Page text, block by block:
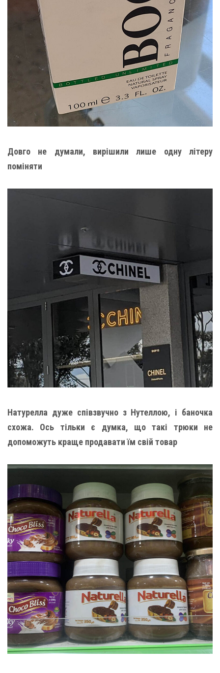
Довго не думали, вирішили лише одну літеру
поміняти
Натурелла дуже співзвучно з Нутеллою, і баночка
схожа. Ось тільки є думка, що такі трюки не
допоможуть краще продавати їм свій товар